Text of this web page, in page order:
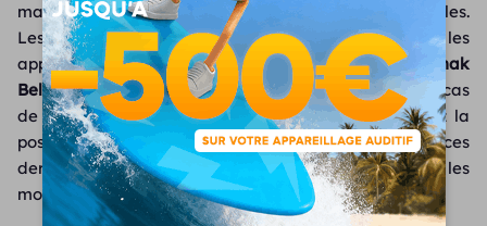
majeure permet de se passer définitivement de piles.
Les chargeurs sont vendus directement avec les
appareils auditifs compatibles, à savoir les Phonak
Belong Audéo B-R et les Siemens Cellion Primax.
En cas
de casse ou de perte de votre chargeur, vous avez la
possibilité de le racheter séparément. A noter que ces
derniers ne sont compatibles uniquement avec les
modèles cités précédemment.